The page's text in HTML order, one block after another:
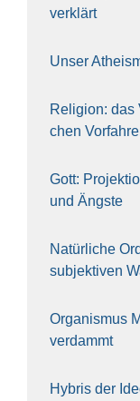
ver­klärt
Unser
Reli­gi­on:
chen
Gott:
und Ängs­te
Natür­li­che
sub­jek­ti­ven
Orga­nis­mus
ver­dammt
Hybris der